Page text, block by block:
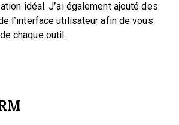
idéal. J’ai également ajouté des
l’interface utilisateur afin de vous
chaque outil.